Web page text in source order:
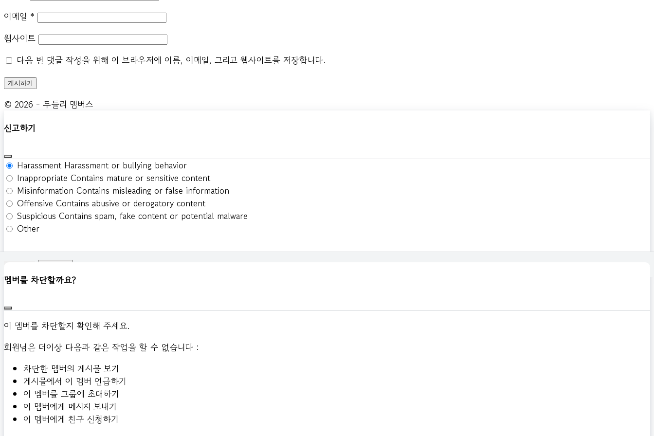
이메일 *
웹사이트
다음 번 댓글 작성을 위해 이 브라우저에 이름, 이메일, 그리고 웹사이트를 저장합니다.
© 2026 - 두들리 멤버스
신고하기
Harassment Harassment or bullying behavior
Inappropriate Contains mature or sensitive content
Misinformation Contains misleading or false information
Offensive Contains abusive or derogatory content
Suspicious Contains spam, fake content or potential malware
Other
멤버를 차단할까요?
이 멤버를 차단할지 확인해 주세요.
회원님은 더이상 다음과 같은 작업을 할 수 없습니다 :
차단한 멤버의 게시물 보기
게시물에서 이 멤버 언급하기
이 멤버를 그룹에 초대하기
이 멤버에게 메시지 보내기
이 멤버에게 친구 신청하기